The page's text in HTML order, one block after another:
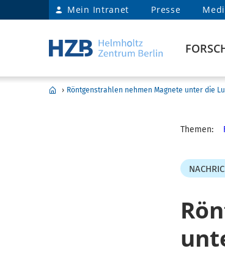
Mein Intranet Presse
› Röntgenstrahlen nehmen Magnete unter die
Themen: